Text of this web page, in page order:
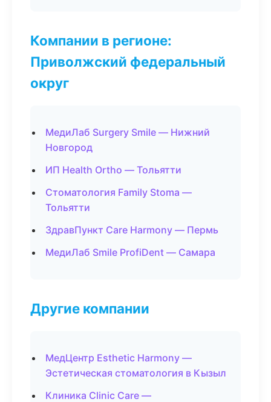
Компании в регионе:
Приволжский федеральный
округ
МедиЛаб Surgery Smile — Нижний
Новгород
ИП Health Ortho — Тольятти
Стоматология Family Stoma —
Тольятти
ЗдравПункт Care Harmony — Пермь
МедиЛаб Smile ProfiDent — Самара
Другие компании
МедЦентр Esthetic Harmony —
Эстетическая стоматология в Кызыл
Клиника Clinic Care —